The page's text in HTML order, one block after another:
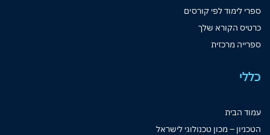
ספרי לימוד לפי קורסים
כרטיס הקורא שלך
ספרייה מרכזית
כללי
עמוד הבית
הטכניון – מכון טכנולוגי לישראל